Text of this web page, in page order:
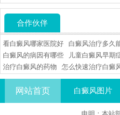
合作伙伴
看白癜风哪家医院好 白癜风治疗多久
白癜风的病因有哪些
儿童白癜风早期
治疗白癜风的药物
怎么快速治疗白癜
网站首页 白癜风图片